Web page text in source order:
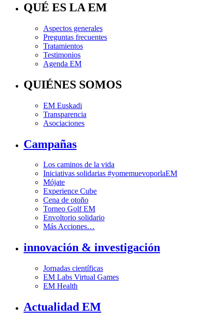
QUÉ ES LA EM
Aspectos generales
Preguntas frecuentes
Tratamientos
Testimonios
Agenda EM
QUIÉNES SOMOS
EM Euskadi
Transparencia
Asociaciones
Campañas
Los caminos de la vida
Iniciativas solidarias #yomemuevoporlaEM
Mójate
Experience Cube
Cena de otoño
Torneo Golf EM
Envoltorio solidario
Más Acciones…
innovación & investigación
Jornadas científicas
EM Labs Virtual Games
EM Health
Actualidad EM